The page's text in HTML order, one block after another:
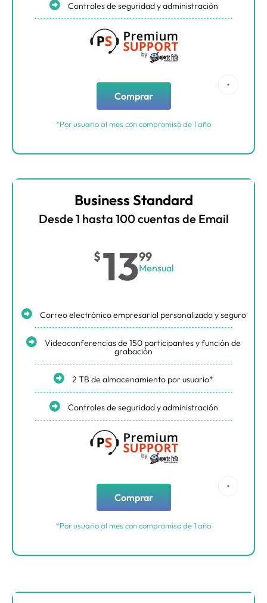
Controles de seguridad y administración
Comprar
*Por usuario al mes con compromiso de 1 año
Business Standard
Desde 1 hasta 100 cuentas de Email
$ 1399
Mensual
Correo electrónico empresarial personalizado y seguro
Videoconferencias de 150 participantes y función de
grabación
2 TB de almacenamiento por usuario*
Controles de seguridad y administración
Comprar
*Por usuario al mes con compromiso de 1 año